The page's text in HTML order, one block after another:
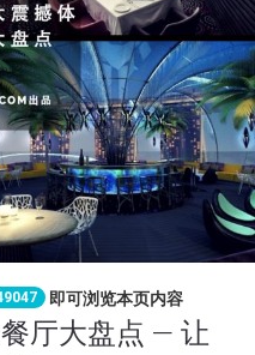
即可浏览本页内容
厅大盘点 — 让